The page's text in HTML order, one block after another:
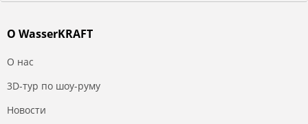
О WasserKRAFT
О нас
3D-тур по шоу-руму
Новости